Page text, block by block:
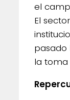
el
El
pasado
la toma